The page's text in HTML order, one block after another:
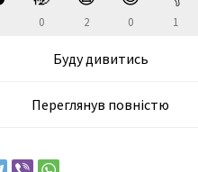
0 2 0 1
Буду дивитись
Переглянув повністю